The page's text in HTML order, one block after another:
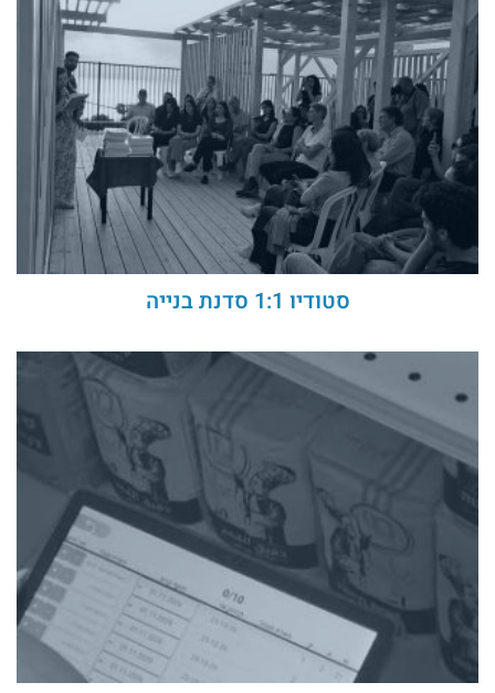
סטודיו 1:1 סדנת בנייה